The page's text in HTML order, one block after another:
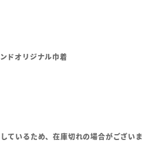
ドオリジナル巾着
ているため、在庫切れの場合がございま